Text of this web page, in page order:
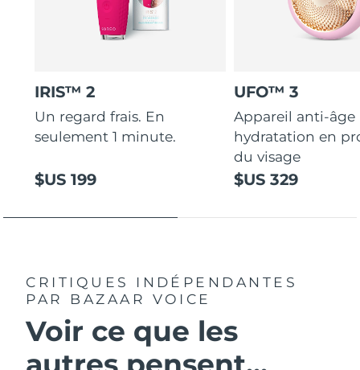
IRIS™ 2
Un regard frais. En
seulement 1 minute.
$US 199
UFO™ 3
Appareil anti-
hydratation en
du visage
$US 329
CRITIQUES INDÉPENDANTES
PAR BAZAAR VOICE
Voir ce que les